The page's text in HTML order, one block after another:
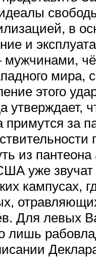
в
и
мира,
этого
утверждает,
примутся за
из пантеона
уже звучат
кампусах,
Для левых